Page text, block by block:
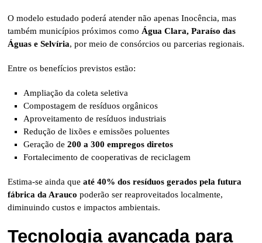
O modelo estudado poderá atender não apenas Inocência, mas
também municípios próximos como Água Clara, Paraíso das
Águas e Selvíria, por meio de consórcios ou parcerias regionais.
Entre os benefícios previstos estão:
Ampliação da coleta seletiva
Compostagem de resíduos orgânicos
Aproveitamento de resíduos industriais
Redução de lixões e emissões poluentes
Geração de 200 a 300 empregos diretos
Fortalecimento de cooperativas de reciclagem
Estima-se ainda queaté 40% dos resíduos gerados pela futura
fábrica da Arauco poderão ser reaproveitados localmente,
diminuindo custos e impactos ambientais.
Tecnologia avançada para